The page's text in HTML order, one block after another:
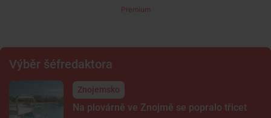
Premium
Výběr šéfredaktora
Znojemsko
Na plovárně ve Znojmě se popralo třicet